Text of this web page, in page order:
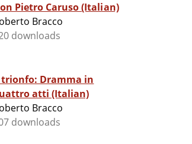
Pietro Caruso (Italian)
Bracco
downloads
Dramma in
atti (Italian)
Bracco
downloads